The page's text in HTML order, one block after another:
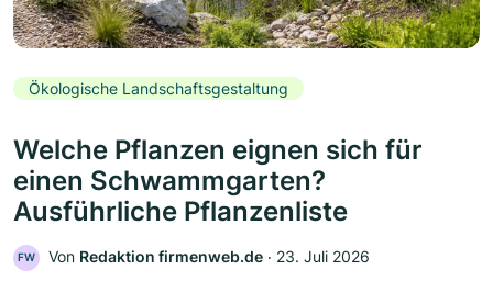
Ökologische Landschaftsgestaltung
Welche Pflanzen eignen sich für
einen Schwammgarten?
Ausführliche Pflanzenliste
FW Von Redaktion firmenweb.de ‧ 23. Juli 2026